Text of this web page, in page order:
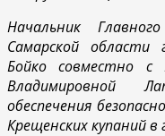
Начальник
Самарской области
Бойко совместно с
Владимировной
обеспечения
Крещенских купаний в